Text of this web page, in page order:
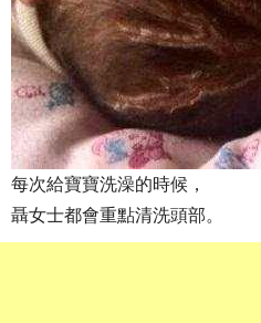
每次給寶寶洗澡的時候，
聶女士都會重點清洗頭部。